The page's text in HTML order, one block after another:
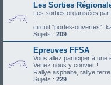
Les Sorties
Les sorties organisées
:
circuit "portes-ouvertes",
Sujets : 209
Epreuves FFSA
Vous allez participer à une
Venez nous y convier !
Rallye asphalte, rallye
Sujets : 229